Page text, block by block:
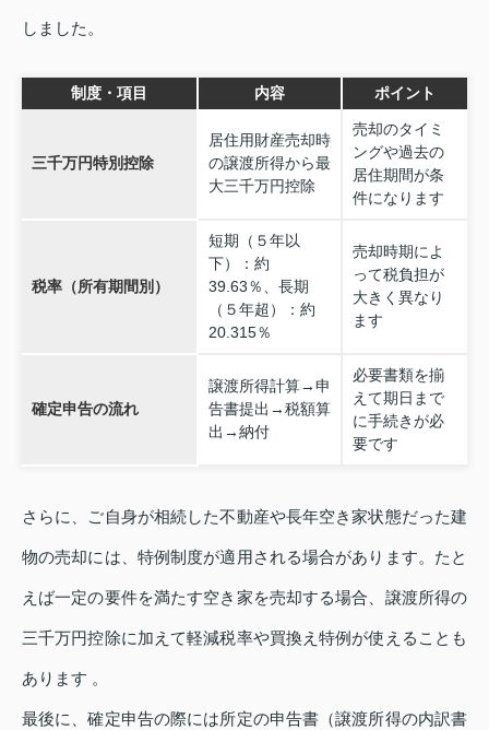
しました。
制度・項目 内容 ポイント
三千万円特別控除
居住用財産売却時
の譲渡所得から最
大三千万円控除
売却のタイミ
ングや過去の
居住期間が条
件になります
税率（所有期間別）
短期（５年以
下）：約
39.63％、長期
（５年超）：約
20.315％
売却時期によ
って税負担が
大きく異なり
ます
確定申告の流れ
譲渡所得計算→申
告書提出→税額算
出→納付
必要書類を揃
えて期日まで
に手続きが必
要です
さらに、ご自身が相続した不動産や長年空き家状態だった建
物の売却には、特例制度が適用される場合があります。たと
えば一定の要件を満たす空き家を売却する場合、譲渡所得の
三千万円控除に加えて軽減税率や買換え特例が使えることも
あります 。
最後に、確定申告の際には所定の申告書（譲渡所得の内訳書